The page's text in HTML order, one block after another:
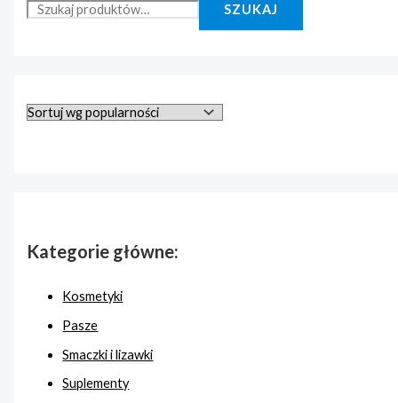
SZUKAJ
Kategorie główne:
Kosmetyki
Pasze
Smaczki i lizawki
Suplementy